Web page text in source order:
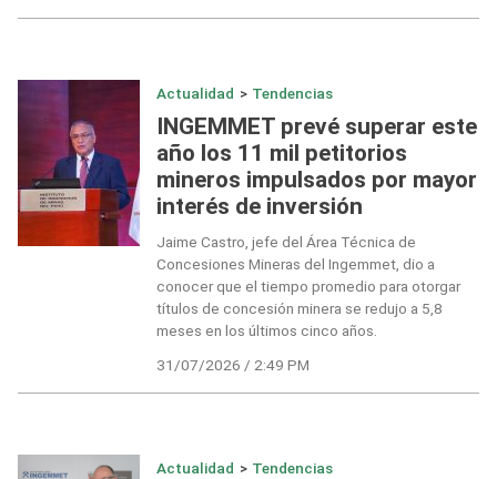
Actualidad > Tendencias
INGEMMET prevé superar este
año los 11 mil petitorios
mineros impulsados por mayor
interés de inversión
Jaime Castro, jefe del Área Técnica de
Concesiones Mineras del Ingemmet, dio a
conocer que el tiempo promedio para otorgar
títulos de concesión minera se redujo a 5,8
meses en los últimos cinco años.
31/07/2026 / 2:49 PM
Actualidad > Tendencias